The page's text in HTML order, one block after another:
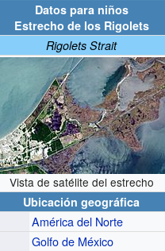
Datos para niños
Estrecho de los Rigolets
Rigolets Strait
Vista de satélite del estrecho
Ubicación geográfica
América del Norte
Golfo de México